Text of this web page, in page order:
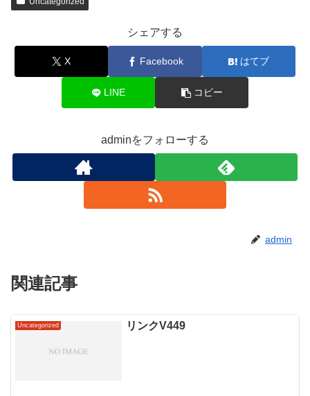
シェアする
X Facebook はてブ
LINE コピー
adminをフォローする
admin
関連記事
Uncategorized リンクV449